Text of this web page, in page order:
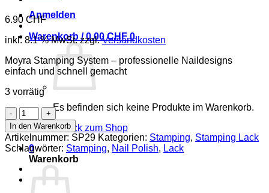
Anmelden
Warenkorb /0.00CHF 0
Es befinden sich keine Produkte im Warenkorb.
Zurück zum Shop
0
Warenkorb
6.90 CHF
inkl. 8.1 % MwSt. zzgl.Versandkosten
Moyra Stamping System – professionelle Naildesigns
einfach und schnell gemacht
3 vorrätig
Stamping
Lack
SP
29
-
Chrome
Rose
Menge
In den Warenkorb
Artikelnummer: SP29 Kategorien: Stamping, Stamping Lack
Schlagwörter: Stamping, Nail Polish, Lack